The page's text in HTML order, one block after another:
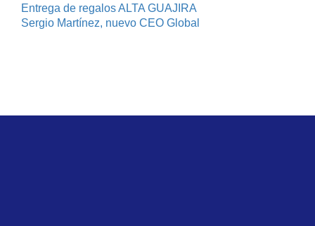
Entrega de regalos ALTA GUAJIRA
Sergio Martínez, nuevo CEO Global